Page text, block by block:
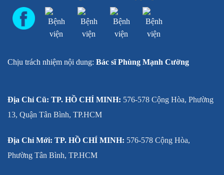
Chịu trách nhiệm nội dung: Bác sĩ Phùng Mạnh Cường
Địa Chỉ Cũ: TP. HỒ CHÍ MINH: 576-578 Cộng Hòa, Phường
13, Quận Tân Bình, TP.HCM
Địa Chỉ Mới: TP. HỒ CHÍ MINH: 576-578 Cộng Hòa,
Phường Tân Bình, TP.HCM